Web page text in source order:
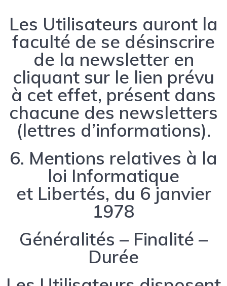
Les Utilisateurs auront la
faculté de se désinscrire
de la newsletter en
cliquant sur le lien prévu
à cet effet, présent dans
chacune des newsletters
(lettres d’informations).
6. Mentions relatives à la
loi Informatique
et Libertés, du 6 janvier
1978
Généralités – Finalité –
Durée